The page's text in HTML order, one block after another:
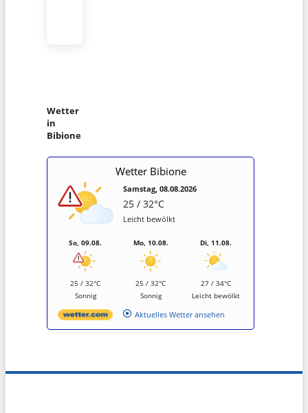
Wetter
in
Bibione
Wetter Bibione
Samstag, 08.08.2026
25 / 32°C
Leicht bewölkt
So, 09.08.
25 / 32°C
Sonnig
Mo, 10.08.
25 / 32°C
Sonnig
Di, 11.08.
27 / 34°C
Leicht bewölkt
Aktuelles Wetter ansehen